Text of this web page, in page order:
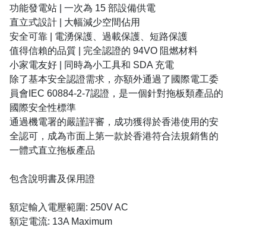
功能發電站 | 一次為 15 部設備供電
直立式設計 | 大幅減少空間佔用
安全可靠 | 電湧保護、過載保護、短路保護
值得信賴的品質 | 完全認證的 94VO 阻燃材料
小家電友好 | 同時為小工具和 SDA 充電
除了基本安全認證需求，亦額外通過了國際電工委
員會IEC 60884-2-7認證，是一個針對拖板類產品的
國際安全性標準
通過機電署的嚴謹評審，成功獲得於香港使用的安
全認可，成為市面上第一款於香港符合法規銷售的
一體式直立拖板產品
包含說明書及保用證
額定輸入電壓範圍: 250V AC
額定電流: 13A Maximum